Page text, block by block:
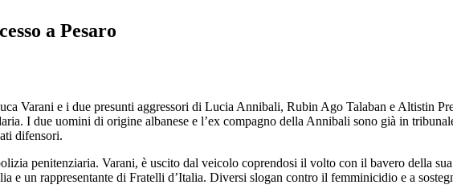
a Pesaro
Varani e i due presunti aggressori di Lucia Annibali, Rubin Ago Talaban e Altistin
I due uomini di origine albanese e l’ex compagno della Annibali sono già in
difensori.
penitenziaria. Varani, è uscito dal veicolo coprendosi il volto con il bavero della
e un rappresentante di Fratelli d’Italia. Diversi slogan contro il femminicidio e a